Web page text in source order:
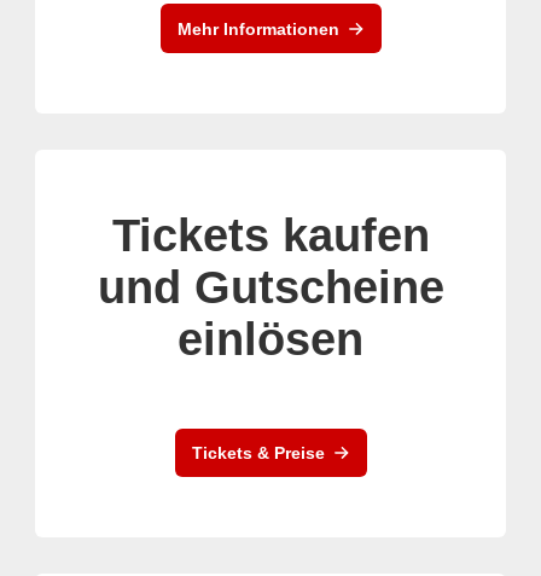
Mehr Informationen
Tickets kaufen
und Gutscheine
einlösen
Tickets & Preise